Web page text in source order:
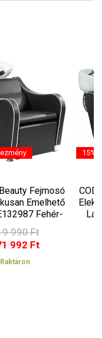
Fejmosó
Emelhető
Fehér-
Fekete
990 Ft
992 Ft
Raktáron
15%